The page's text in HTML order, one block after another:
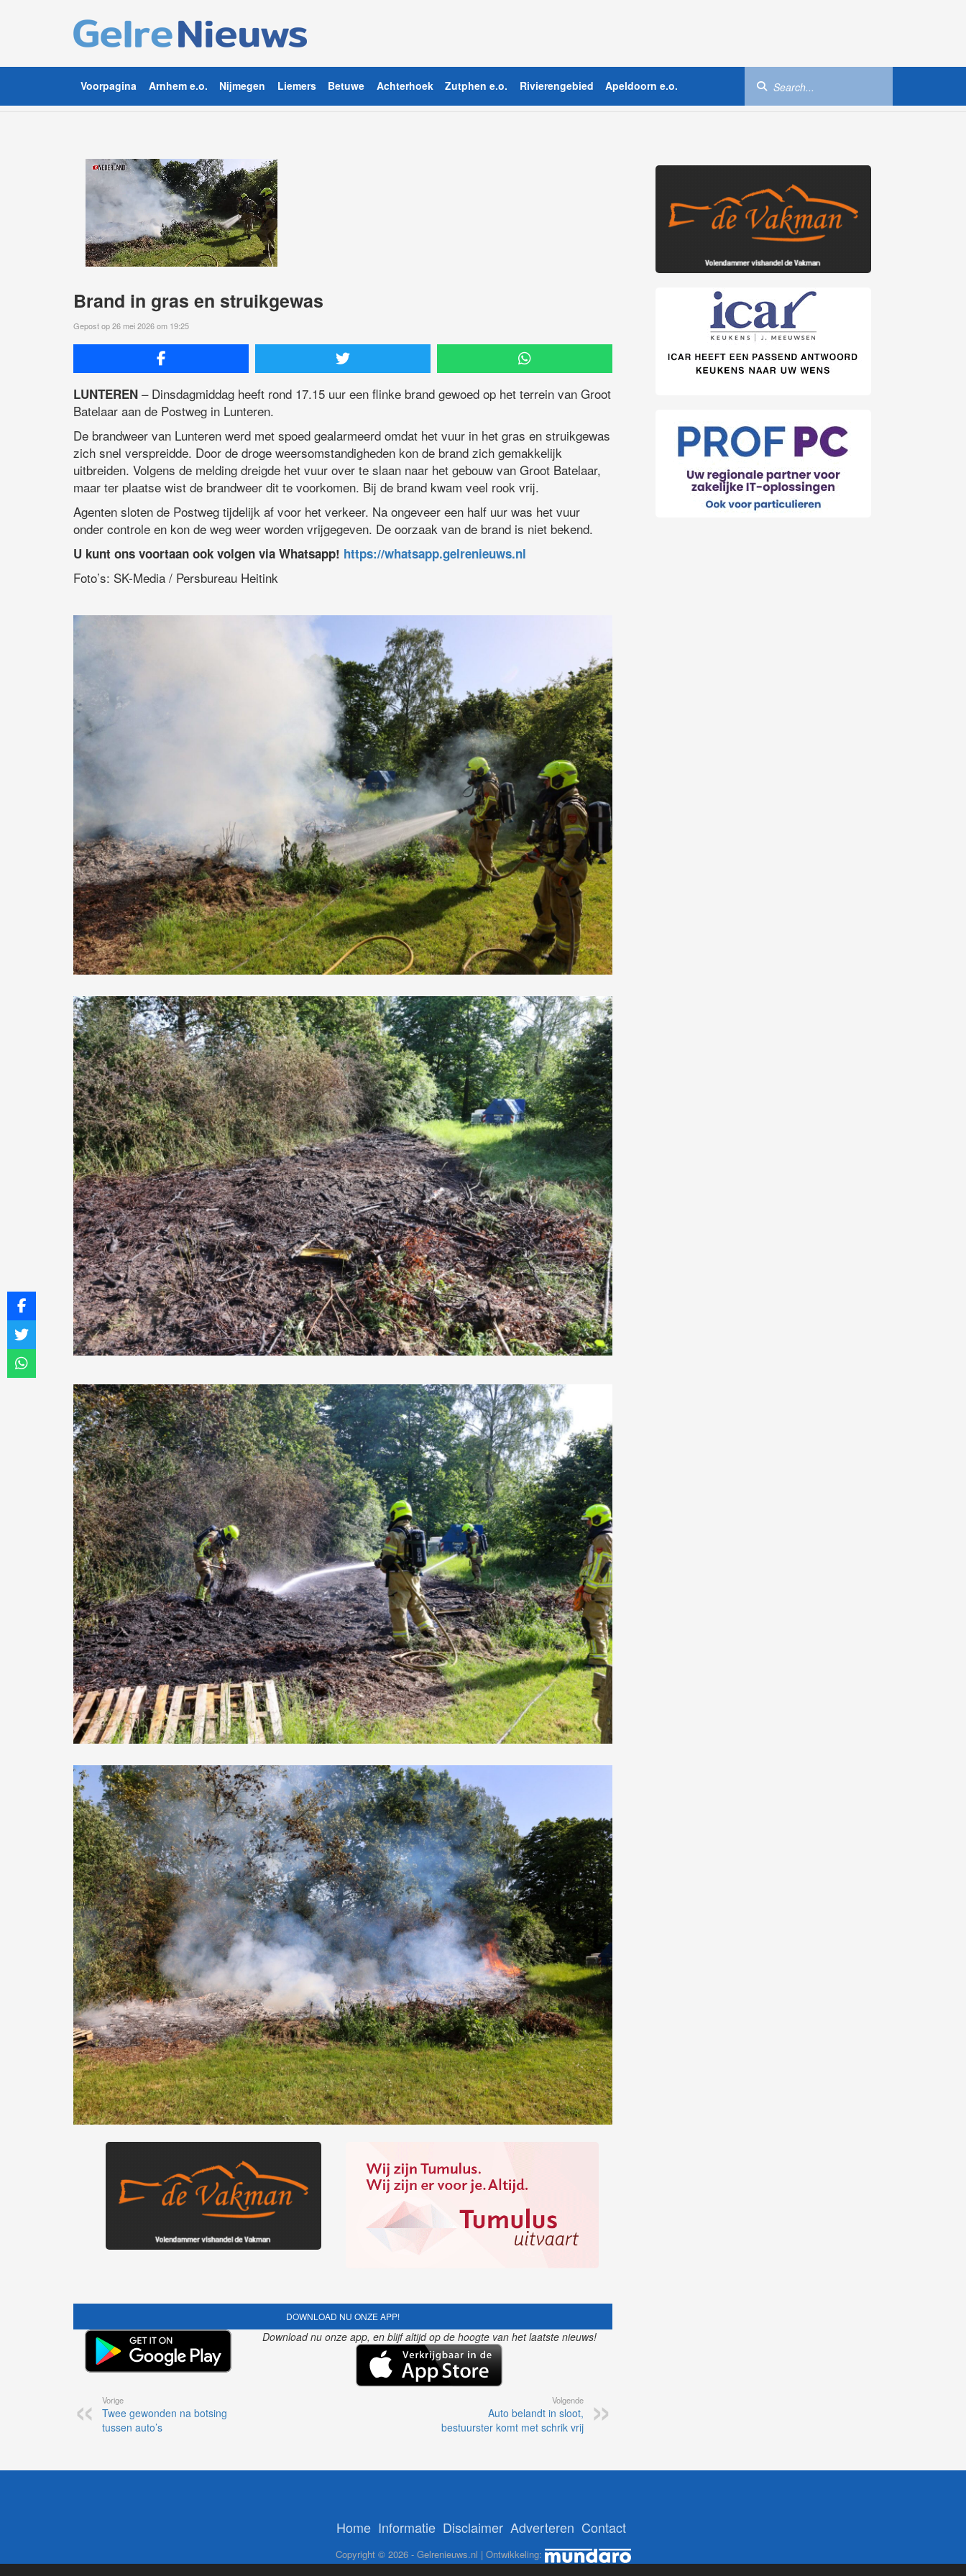
Voorpagina Arnhem e.o. Nijmegen Liemers Betuwe Achterhoek Zutphen e.o. Rivierengebied Apeldoorn e.o.
Brand in gras en struikgewas
Gepost op 26 mei 2026 om 19:25
LUNTEREN – Dinsdagmiddag heeft rond 17.15 uur een flinke brand gewoed op het terrein van Groot
Batelaar aan de Postweg in Lunteren.
De brandweer van Lunteren werd met spoed gealarmeerd omdat het vuur in het gras en struikgewas
zich snel verspreidde. Door de droge weersomstandigheden kon de brand zich gemakkelijk
uitbreiden. Volgens de melding dreigde het vuur over te slaan naar het gebouw van Groot Batelaar,
maar ter plaatse wist de brandweer dit te voorkomen. Bij de brand kwam veel rook vrij.
Agenten sloten de Postweg tijdelijk af voor het verkeer. Na ongeveer een half uur was het vuur
onder controle en kon de weg weer worden vrijgegeven. De oorzaak van de brand is niet bekend.
U kunt ons voortaan ook volgen via Whatsapp! https://whatsapp.gelrenieuws.nl
Foto’s: SK-Media / Persbureau Heitink
DOWNLOAD NU ONZE APP!
Download nu onze app, en blijf altijd op de hoogte van het laatste nieuws!
Vorige
Twee gewonden na botsing
tussen auto’s
Volgende
Auto belandt in sloot,
bestuurster komt met schrik vrij
Home Informatie Disclaimer Adverteren Contact
Copyright © 2026 - Gelrenieuws.nl | Ontwikkeling: